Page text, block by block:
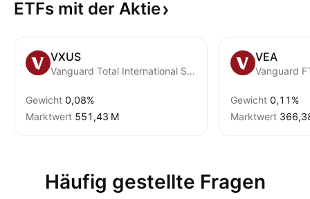
ETFs mit der Aktie
VXUS
Vanguard Total International Stock ETF
Gewicht 0,08%
Marktwert ‪551,43 M‬
VEA
Gewicht 0,11%
Marktwert
Häufig gestellte Fragen